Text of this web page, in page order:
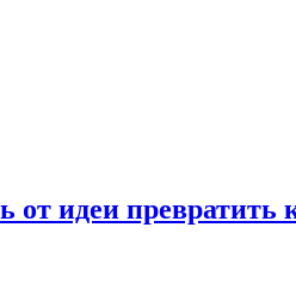
от идеи